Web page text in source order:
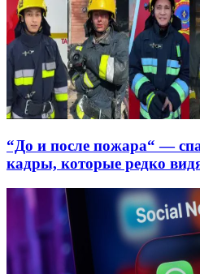
“До и после пожара“ —
кадры, которые редко